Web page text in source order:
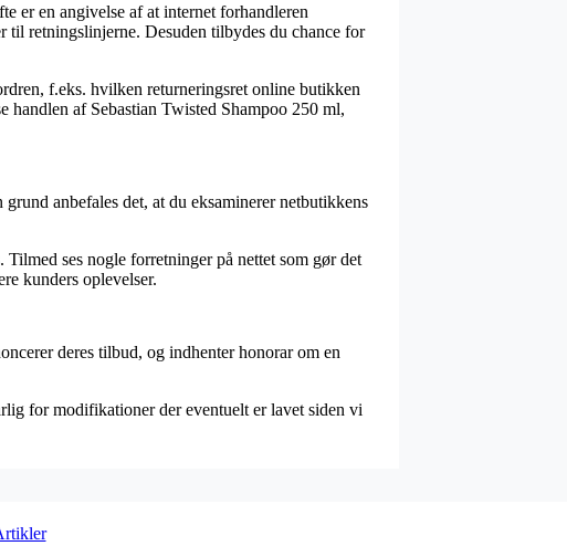
er en angivelse af at internet forhandleren
til retningslinjerne. Desuden tilbydes du chance for
f.eks. hvilken returneringsret online butikken
handlen af Sebastian Twisted Shampoo 250 ml,
anbefales det, at du eksaminerer netbutikkens
ses nogle forretninger på nettet som gør det
kunders oplevelser.
deres tilbud, og indhenter honorar om en
for modifikationer der eventuelt er lavet siden vi